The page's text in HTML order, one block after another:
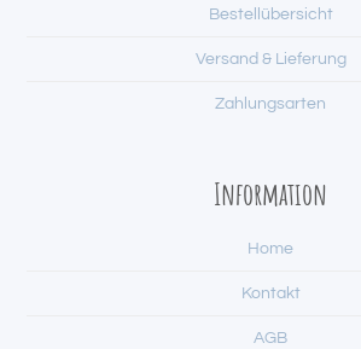
Bestellübersicht
Versand & Lieferung
Zahlungsarten
Information
Home
Kontakt
AGB